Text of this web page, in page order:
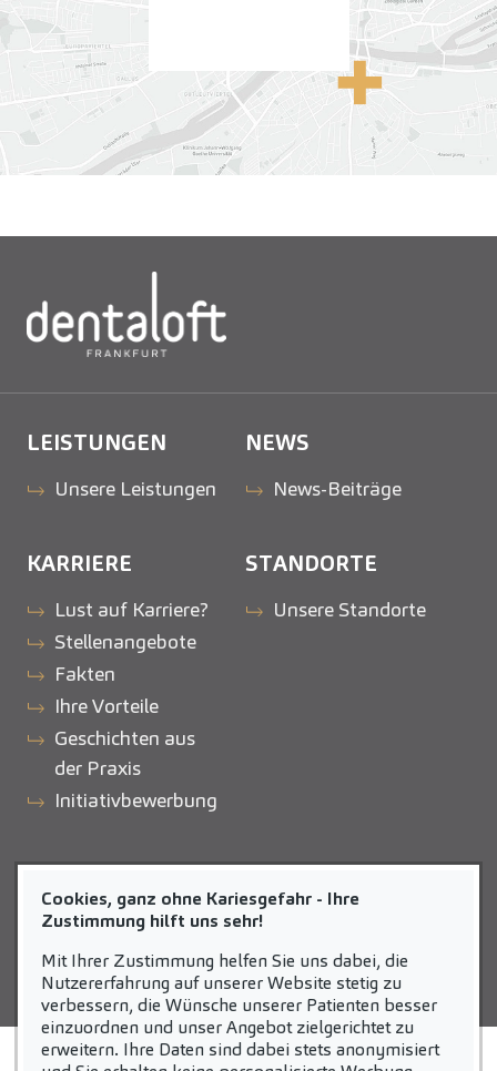
LEISTUNGEN
Unsere Leistungen
NEWS
News-Beiträge
KARRIERE
Lust auf Karriere?
Stellenangebote
Fakten
Ihre Vorteile
Geschichten aus
der Praxis
Initiativbewerbung
STANDORTE
Unsere Standorte
ZAHNEINS
zahneins.com
STARTSEITE KONTAKT
Cookies, ganz ohne Kariesgefahr - Ihre
Zustimmung hilft uns sehr!
Mit Ihrer Zustimmung helfen Sie uns dabei, die
Nutzererfahrung auf unserer Website stetig zu
verbessern, die Wünsche unserer Patienten besser
einzuordnen und unser Angebot zielgerichtet zu
erweitern. Ihre Daten sind dabei stets anonymisiert